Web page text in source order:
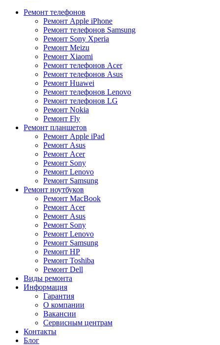
Ремонт телефонов
Ремонт Apple iPhone
Ремонт телефонов Samsung
Ремонт Sony Xperia
Ремонт Meizu
Ремонт Xiaomi
Ремонт телефонов Acer
Ремонт телефонов Asus
Ремонт Huawei
Ремонт телефонов Lenovo
Ремонт телефонов LG
Ремонт Nokia
Ремонт Fly
Ремонт планшетов
Ремонт Apple iPad
Ремонт Asus
Ремонт Acer
Ремонт Sony
Ремонт Lenovo
Ремонт Samsung
Ремонт ноутбуков
Ремонт MacBook
Ремонт Acer
Ремонт Asus
Ремонт Sony
Ремонт Lenovo
Ремонт Samsung
Ремонт HP
Ремонт Toshiba
Ремонт Dell
Виды ремонта
Информация
Гарантия
О компании
Вакансии
Сервисным центрам
Контакты
Блог